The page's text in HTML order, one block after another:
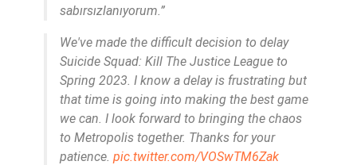
sabırsızlanıyorum.”
We've made the difficult decision to delay
Suicide Squad: Kill The Justice League to
Spring 2023. I know a delay is frustrating but
that time is going into making the best game
we can. I look forward to bringing the chaos
to Metropolis together. Thanks for your
patience. pic.twitter.com/VOSwTM6Zak